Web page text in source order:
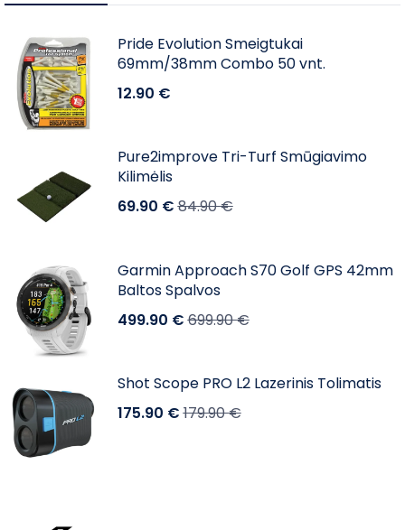
Pride Evolution Smeigtukai
69mm/38mm Combo 50 vnt.
12.90 €
Pure2improve Tri-Turf Smūgiavimo
Kilimėlis
69.90 €84.90€
Garmin Approach S70 Golf GPS 42mm
Baltos Spalvos
499.90 €699.90€
Shot Scope PRO L2 Lazerinis Tolimatis
175.90 €179.90€